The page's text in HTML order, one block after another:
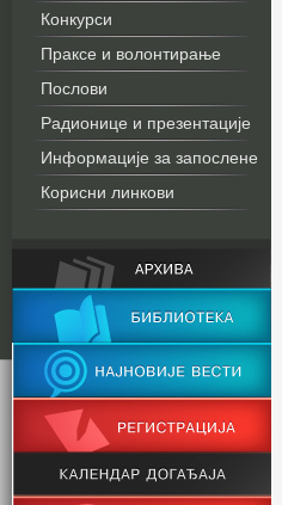
Конкурси
Праксе и волонтирање
Послови
Радионице и презентације
Информације за запослене
Корисни линкови